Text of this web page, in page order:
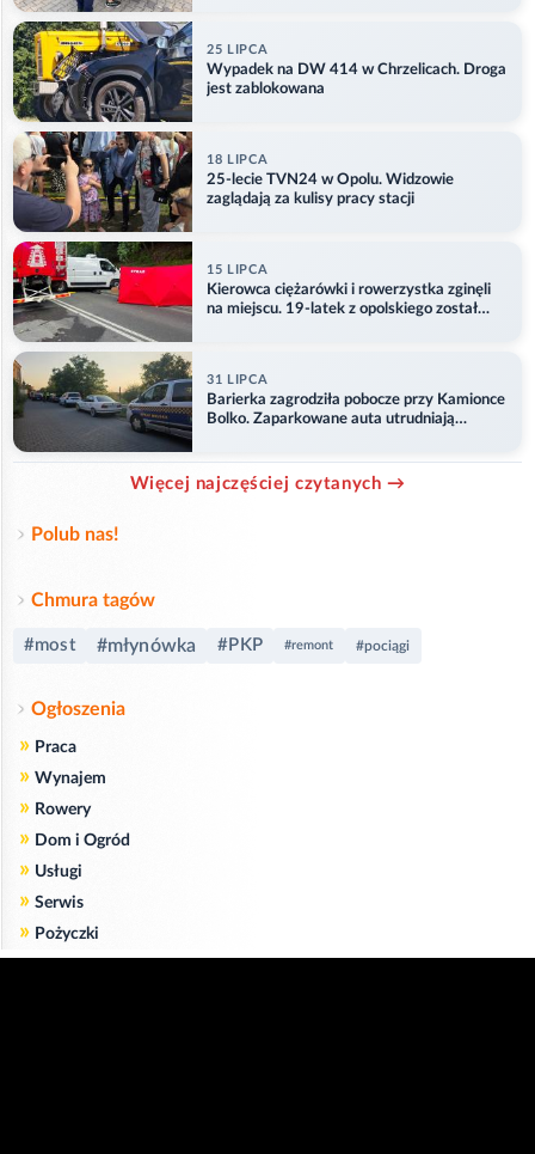
25 LIPCA
Wypadek na DW 414 w Chrzelicach. Droga
jest zablokowana
18 LIPCA
25-lecie TVN24 w Opolu. Widzowie
zaglądają za kulisy pracy stacji
15 LIPCA
Kierowca ciężarówki i rowerzystka zginęli
na miejscu. 19-latek z opolskiego został
31 LIPCA
Barierka zagrodziła pobocze przy Kamionce
Bolko. Zaparkowane auta utrudniają
Więcej najczęściej czytanych →
Polub nas!
Chmura tagów
#most #młynówka #PKP #remont #pociągi
Ogłoszenia
» Praca
» Wynajem
» Rowery
» Dom i Ogród
» Usługi
» Serwis
» Pożyczki